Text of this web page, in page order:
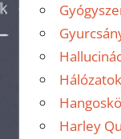
Hálózatok
Harley